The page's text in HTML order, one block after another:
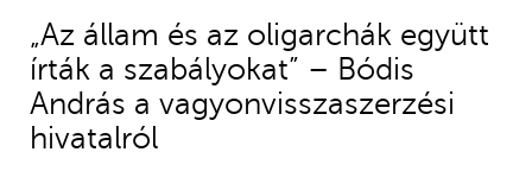
„Az állam és az oligarchák együtt
írták a szabályokat” – Bódis
András a vagyonvisszaszerzési
hivatalról